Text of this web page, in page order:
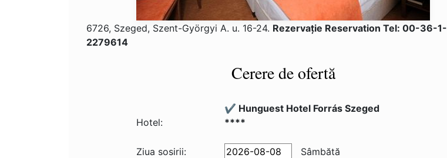
6726, Szeged, Szent-Györgyi A. u. 16-24. Rezervaţie Reservation Tel: 00-36-1-
2279614
Cerere de ofertă
Hotel:
✔️ Hunguest Hotel Forrás Szeged
****
Ziua sosirii: Sâmbătă